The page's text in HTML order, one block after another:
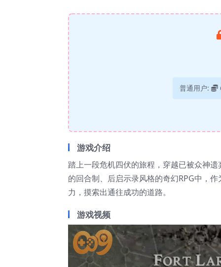
普通用户:
游戏介绍
踏上一段危机四伏的旅程，穿越已被众神
的回合制、后启示录风格的奇幻RPG中，
力，摸索出通往成功的道路。
游戏视频